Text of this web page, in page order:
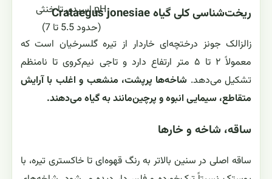
pH اسیدی تا خنثی
(حدود 5.5 تا 7)
ریخت‌شناسی کلی گیاه Crataegus jonesiae
زالزالک جونز درختچه‌ای خاردار از تیره گلسرخیان است که
معمولاً ۲ تا ۵ متر ارتفاع دارد و تاجی نیم‌کروی تا نامنظم
تشکیل می‌دهد. شاخه‌ها پرپشت، منشعب و اغلب با آرایش
متقاطع، سیمایی انبوه و پرچین‌مانند به گیاه می‌دهند.
ساقه، شاخه و خارها
ساقه اصلی در سنین بالاتر به رنگ قهوه‌ای تا خاکستری تیره، با